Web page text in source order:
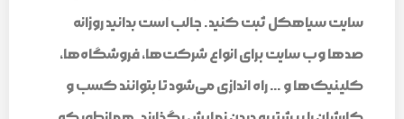
سایت سیاهکل ثبت کنید. جالب است بدانید روزانه
صدها وب سایت برای انواع شرکت‌ها، فروشگاه‌ها،
کلینیک‌ها و … راه اندازی می‌شود تا بتوانند کسب و